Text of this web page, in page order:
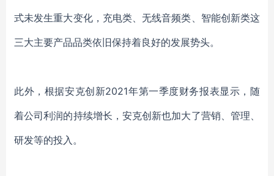
式未发生重大变化，充电类、无线音频类、智能创新类这
三大主要产品品类依旧保持着良好的发展势头。
此外， 根据安克创新2021年第一季度财务报表显示 ，随
着公司利润的持续增长， 安克创新也加大了营销、管理、
研发等的投入 。